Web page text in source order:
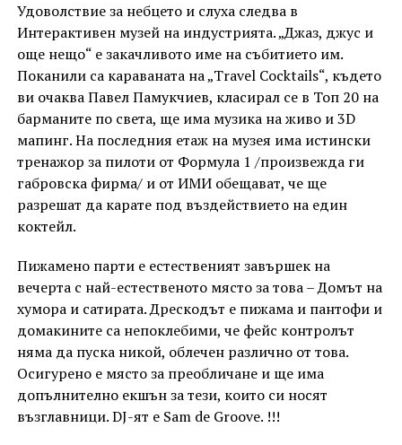
Удоволствие за небцето и слуха следва в
Интерактивен музей на индустрията. „Джаз, джус и
още нещо“ е закачливото име на събитието им.
Поканили са караваната на „Travel Cocktails“, където
ви очаква Павел Памукчиев, класирал се в Топ 20 на
барманите по света, ще има музика на живо и 3D
мапинг. На последния етаж на музея има истински
тренажор за пилоти от Формула 1 /произвежда ги
габровска фирма/ и от ИМИ обещават, че ще
разрешат да карате под въздействието на един
коктейл.
Пижамено парти е естественият завършек на
вечерта с най-естественото място за това – Домът на
хумора и сатирата. Дрескодът е пижама и пантофи и
домакините са непоклебими, че фейс контролът
няма да пуска никой, облечен различно от това.
Осигурено е място за преобличане и ще има
допълнително екшън за тези, които си носят
възглавници. DJ-ят е Sam de Groove. !!!